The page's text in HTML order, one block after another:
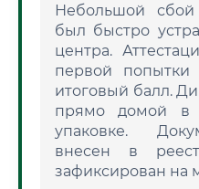
Небольшой
был быстро
центра.
первой
итоговый балл.
прямо домой в
упаковке.
внесен в
зафиксирован на